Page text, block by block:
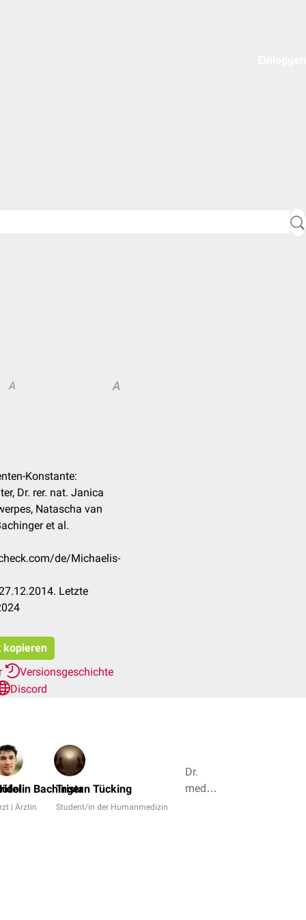
A A
Konstante:
Dr. rer. nat. Janica
Natascha van
et al.
de/Michaelis-
Letzte
kopieren
Versionsgeschichte
Discord
Bachinger
| Ärztin
Tristan Tücking
Student/in der Humanmedizin
Dr.
med.